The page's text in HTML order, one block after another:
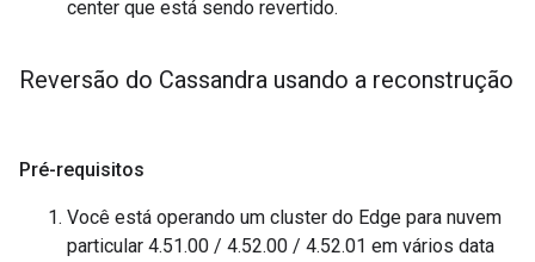
center que está sendo revertido.
Reversão do Cassandra usando a reconstrução
Pré-requisitos
Você está operando um cluster do Edge para nuvem
particular 4.51.00 / 4.52.00 / 4.52.01 em vários data